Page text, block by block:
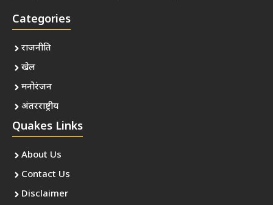
Categories
राजनीति
खेल
मनोरंजन
अंतरराष्ट्रीय
Quakes Links
About Us
Contact Us
Disclaimer